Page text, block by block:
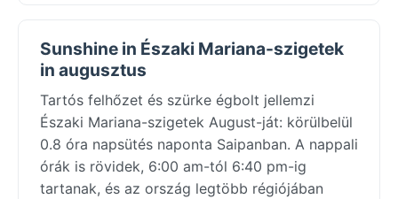
Sunshine in Északi Mariana-szigetek
in augusztus
Tartós felhőzet és szürke égbolt jellemzi
Északi Mariana-szigetek August-ját: körülbelül
0.8 óra napsütés naponta Saipanban. A nappali
órák is rövidek, 6:00 am-tól 6:40 pm-ig
tartanak, és az ország legtöbb régiójában